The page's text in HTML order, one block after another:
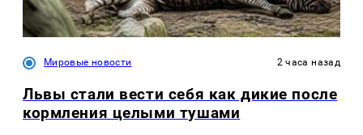
Мировые новости 2 часа назад
Львы стали вести себя как дикие после
кормления целыми тушами